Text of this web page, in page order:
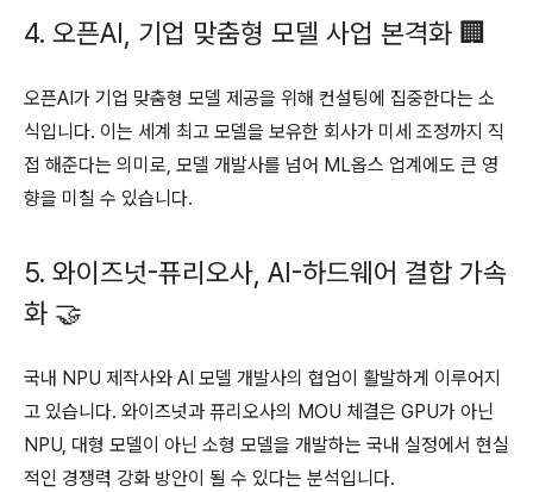
4. 오픈AI, 기업 맞춤형 모델 사업 본격화 🏢
오픈AI가 기업 맞춤형 모델 제공을 위해 컨설팅에 집중한다는 소
식입니다. 이는 세계 최고 모델을 보유한 회사가 미세 조정까지 직
접 해준다는 의미로, 모델 개발사를 넘어 ML옵스 업계에도 큰 영
향을 미칠 수 있습니다.
5. 와이즈넛-퓨리오사, AI-하드웨어 결합 가속
화 🤝
국내 NPU 제작사와 AI 모델 개발사의 협업이 활발하게 이루어지
고 있습니다. 와이즈넛과 퓨리오사의 MOU 체결은 GPU가 아닌
NPU, 대형 모델이 아닌 소형 모델을 개발하는 국내 실정에서 현실
적인 경쟁력 강화 방안이 될 수 있다는 분석입니다.